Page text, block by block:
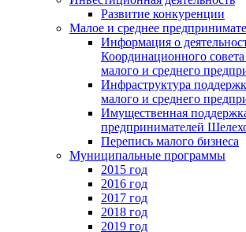
Развитие конкуренции
Малое и среднее
Информация о
Координационного
малого и среднего
Инфраструктура
малого и среднего
Имущественная
предпринимателей
Перепись малого бизнеса
Муниципальные программы
2015 год
2016 год
2017 год
2018 год
2019 год